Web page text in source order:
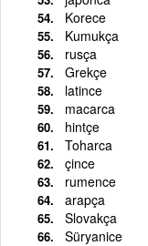
Korece
Kumukça
rusça
Grekçe
latince
macarca
hintçe
Toharca
çince
rumence
arapça
Slovakça
Süryanice